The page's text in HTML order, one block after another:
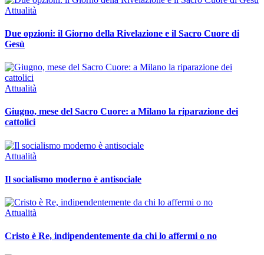
Attualità
Due opzioni: il Giorno della Rivelazione e il Sacro Cuore di
Gesù
Attualità
Giugno, mese del Sacro Cuore: a Milano la riparazione dei
cattolici
Attualità
Il socialismo moderno è antisociale
Attualità
Cristo è Re, indipendentemente da chi lo affermi o no